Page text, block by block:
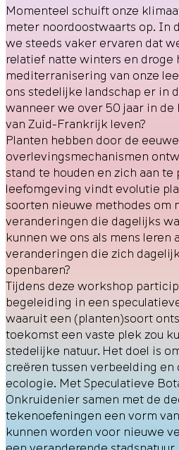
Momenteel schuift onze
meter noordoostwaarts op. In
we steeds vaker ervaren dat
relatief natte winters en droge
mediterranisering van onze
ons stedelijke landschap er in
wanneer we over 50 jaar in
van Zuid-Frankrijk leven?
Planten hebben door de
overlevingsmechanismen
stand te houden en zich aan te
leefomgeving vindt evolutie
soorten nieuwe methodes om
veranderingen die dagelijks
kunnen we ons als mens leren
veranderingen die zich
openbaren?
Tijdens deze workshop
begeleiding in een
waaruit een (planten)soort
toekomst een vaste plek zou
stedelijke natuur. Het doel is
creëren tussen verbeelding
ecologie. Met Speculatieve
Onkruidenier samen met de
tekenoefeningen een vorm
kunnen worden voor nieuwe